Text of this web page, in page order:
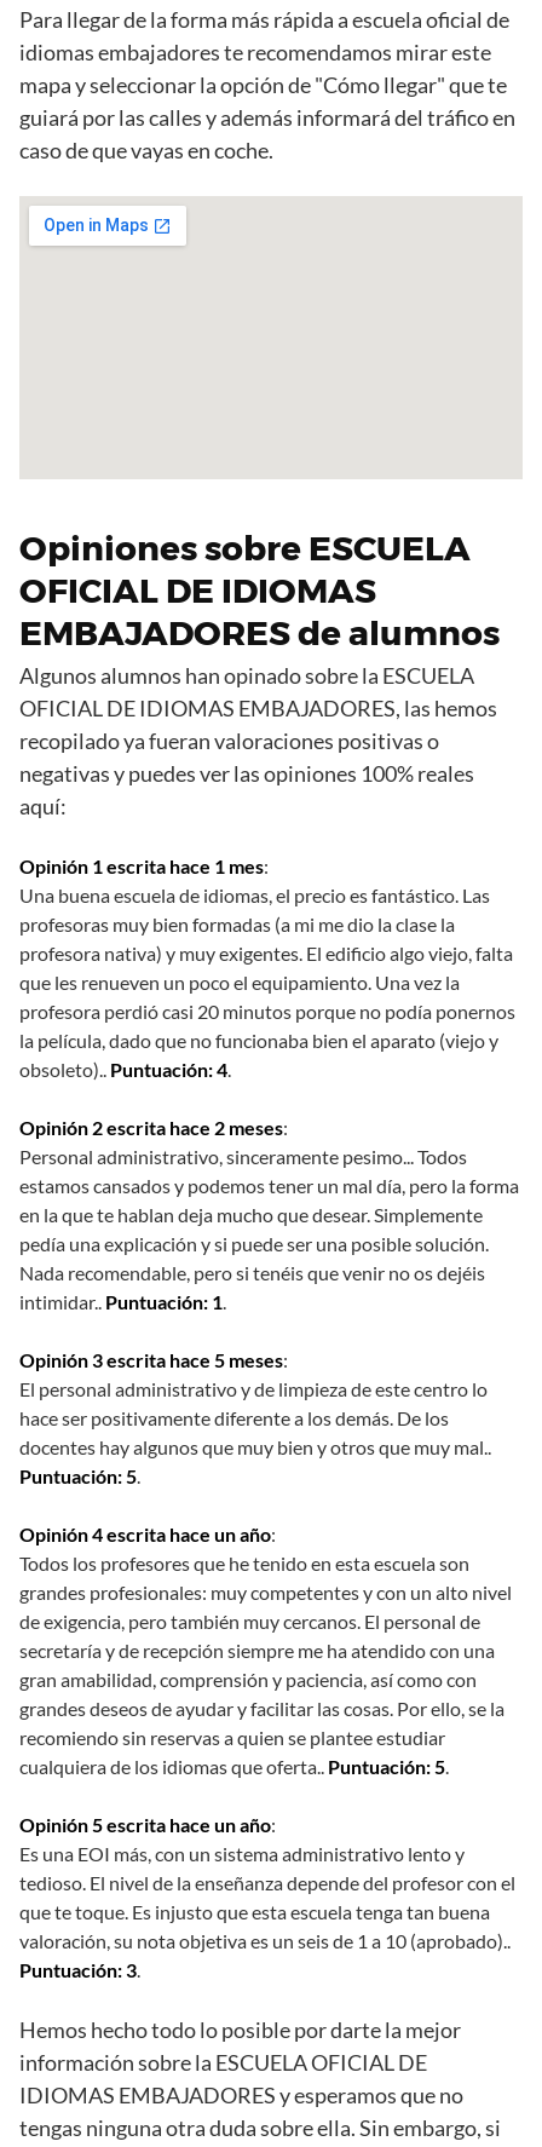
Para llegar de la forma más rápida a escuela oficial de
idiomas embajadores te recomendamos mirar este
mapa y seleccionar la opción de "Cómo llegar" que te
guiará por las calles y además informará del tráfico en
caso de que vayas en coche.
Opiniones sobre ESCUELA
OFICIAL DE IDIOMAS
EMBAJADORES de alumnos
Algunos alumnos han opinado sobre la ESCUELA
OFICIAL DE IDIOMAS EMBAJADORES, las hemos
recopilado ya fueran valoraciones positivas o
negativas y puedes ver las opiniones 100% reales
aquí:
Opinión 1 escrita hace 1 mes:
Una buena escuela de idiomas, el precio es fantástico. Las
profesoras muy bien formadas (a mi me dio la clase la
profesora nativa) y muy exigentes. El edificio algo viejo, falta
que les renueven un poco el equipamiento. Una vez la
profesora perdió casi 20 minutos porque no podía ponernos
la película, dado que no funcionaba bien el aparato (viejo y
obsoleto).. Puntuación: 4.
Opinión 2 escrita hace 2 meses:
Personal administrativo, sinceramente pesimo... Todos
estamos cansados y podemos tener un mal día, pero la forma
en la que te hablan deja mucho que desear. Simplemente
pedía una explicación y si puede ser una posible solución.
Nada recomendable, pero si tenéis que venir no os dejéis
intimidar.. Puntuación: 1.
Opinión 3 escrita hace 5 meses:
El personal administrativo y de limpieza de este centro lo
hace ser positivamente diferente a los demás. De los
docentes hay algunos que muy bien y otros que muy mal..
Puntuación: 5.
Opinión 4 escrita hace un año:
Todos los profesores que he tenido en esta escuela son
grandes profesionales: muy competentes y con un alto nivel
de exigencia, pero también muy cercanos. El personal de
secretaría y de recepción siempre me ha atendido con una
gran amabilidad, comprensión y paciencia, así como con
grandes deseos de ayudar y facilitar las cosas. Por ello, se la
recomiendo sin reservas a quien se plantee estudiar
cualquiera de los idiomas que oferta.. Puntuación: 5.
Opinión 5 escrita hace un año:
Es una EOI más, con un sistema administrativo lento y
tedioso. El nivel de la enseñanza depende del profesor con el
que te toque. Es injusto que esta escuela tenga tan buena
valoración, su nota objetiva es un seis de 1 a 10 (aprobado)..
Puntuación: 3.
Hemos hecho todo lo posible por darte la mejor
información sobre la ESCUELA OFICIAL DE
IDIOMAS EMBAJADORES y esperamos que no
tengas ninguna otra duda sobre ella. Sin embargo, si